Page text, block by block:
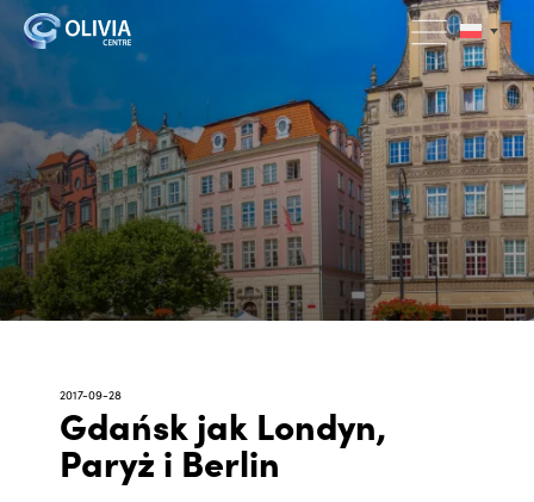
2017-09-28
Gdańsk jak Londyn,
Paryż i Berlin